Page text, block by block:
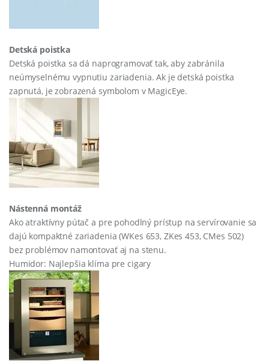
Detská poistka
Detská poistka sa dá naprogramovať tak, aby zabránila
neúmyselnému vypnutiu zariadenia. Ak je detská poistka
zapnutá, je zobrazená symbolom v MagicEye.
Nástenná montáž
Ako atraktívny pútač a pre pohodlný prístup na servírovanie sa
dajú kompaktné zariadenia (WKes 653, ZKes 453, CMes 502)
bez problémov namontovať aj na stenu.
Humidor: Najlepšia klíma pre cigary